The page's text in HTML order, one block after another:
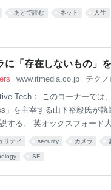
った。 【画像】 若かりし頃
電話を見ずに過ごしたのだ
アックは、物腰の柔らかな
彼は、人ごみが嫌いだ。大
あとで読む ネット 人生
に「存在しないもの
www.itmedia.co.jp テクノ
Tech： このコーナーでは
」を主宰する山下裕毅氏が
する。 英オックスフォード
CCD Image Sensors」
ともできる。 現在は、
リティ security カメラ
SF